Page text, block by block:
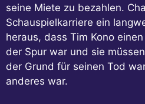
seine Miete zu bezahlen.
Schauspielkarriere ein
heraus, dass Tim Kono
der Spur war und sie
der Grund für seinen Tod
anderes war.